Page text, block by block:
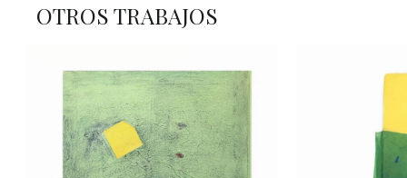
OTROS TRABAJOS